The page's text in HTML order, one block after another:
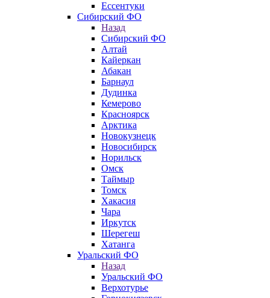
Ессентуки
Сибирский ФО
Назад
Сибирский ФО
Алтай
Кайеркан
Абакан
Барнаул
Дудинка
Кемерово
Красноярск
Арктика
Новокузнецк
Новосибирск
Норильск
Омск
Таймыр
Томск
Хакасия
Чара
Иркутск
Шерегеш
Хатанга
Уральский ФО
Назад
Уральский ФО
Верхотурье